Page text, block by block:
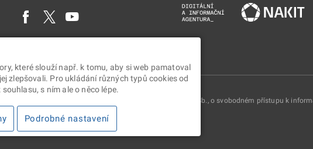
jsou poskytovány v souladu se zákonem č. 106/1999 Sb., o svobodném přístupu k
které slouží např. k tomu, aby si web pamatoval
zlepšovali. Pro ukládání různých typů cookies od
s ním ale o něco lépe.
Podrobné nastavení